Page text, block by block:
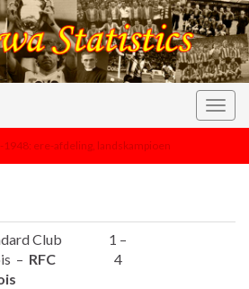
ere-afdeling, landskampioen
Club
– RFC
1 –
4